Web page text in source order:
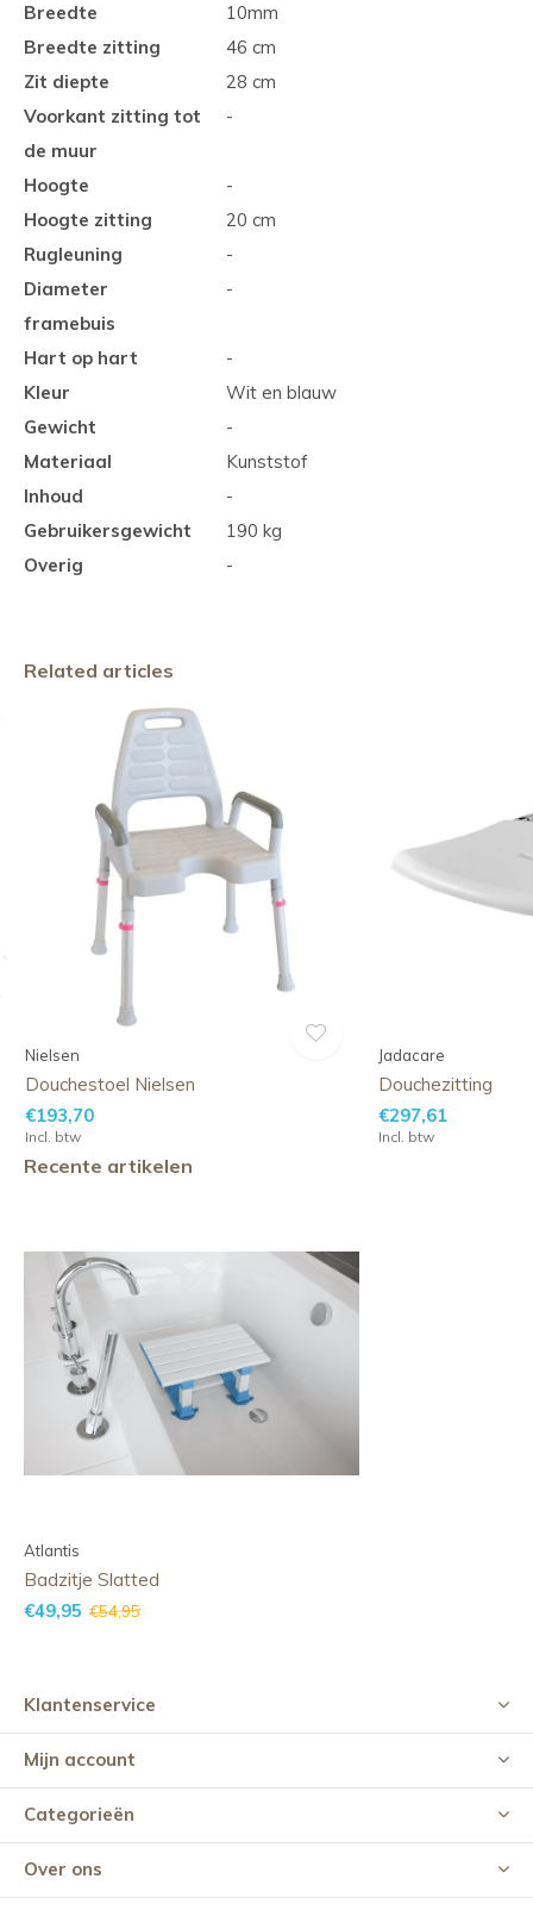
Breedte
10mm
Breedte zitting
46 cm
Zit diepte
28 cm
Voorkant zitting tot
de muur
-
Hoogte
-
Hoogte zitting
20 cm
Rugleuning
-
Diameter
framebuis
-
Hart op hart
-
Kleur
Wit en blauw
Gewicht
-
Materiaal
Kunststof
Inhoud
-
Gebruikersgewicht
190 kg
Overig
-
Related articles
Nielsen
Douchestoel Nielsen
€193,70
Incl. btw
Jadacare
Douchezitting
€297,61
Incl. btw
Recente artikelen
Atlantis
Badzitje Slatted
€49,95 €54,95
Klantenservice
Mijn account
Categorieën
Over ons